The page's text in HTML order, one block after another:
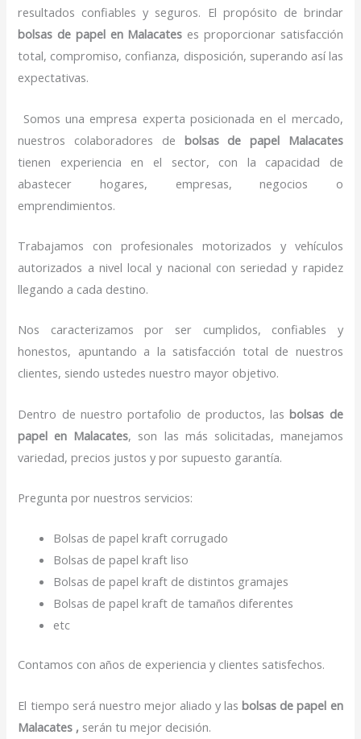
resultados confiables y seguros. El propósito de brindar
bolsas de papel en Malacates es proporcionar satisfacción
total, compromiso, confianza, disposición, superando así las
expectativas.
Somos una empresa experta posicionada en el mercado,
nuestros colaboradores de bolsas de papelMalacates
tienen experiencia en el sector, con la capacidad de
abastecer hogares, empresas, negocios o
emprendimientos.
Trabajamos con profesionales motorizados y vehículos
autorizados a nivel local y nacional con seriedad y rapidez
llegando a cada destino.
Nos caracterizamos por ser cumplidos, confiables y
honestos, apuntando a la satisfacción total de nuestros
clientes, siendo ustedes nuestro mayor objetivo.
Dentro de nuestro portafolio de productos, lasbolsas de
papel en Malacates, son las más solicitadas, manejamos
variedad, precios justos y por supuesto garantía.
Pregunta por nuestros servicios:
Bolsas de papel kraft corrugado
Bolsas de papel kraft liso
Bolsas de papel kraft de distintos gramajes
Bolsas de papel kraft de tamaños diferentes
etc
Contamos con años de experiencia y clientes satisfechos.
El tiempo será nuestro mejor aliado y lasbolsas de papel en
Malacates , serán tu mejor decisión.